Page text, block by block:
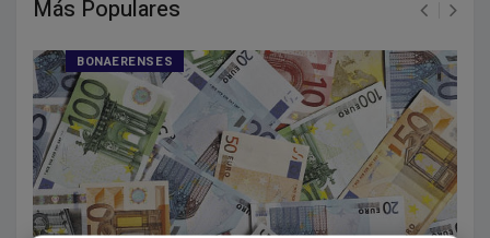
Más Populares
BONAERENSES